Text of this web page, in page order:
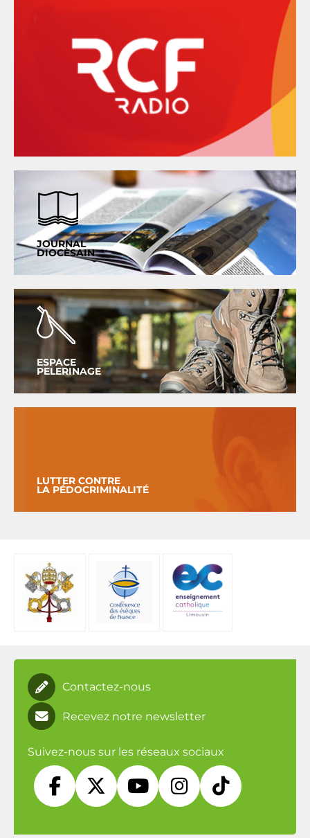
JOURNAL
DIOCÈSAIN
ESPACE
PELERINAGE
LUTTER CONTRE
LA PÉDOCRIMINALITÉ
Contactez-nous
Recevez notre newsletter
Suivez-nous sur les réseaux sociaux
    